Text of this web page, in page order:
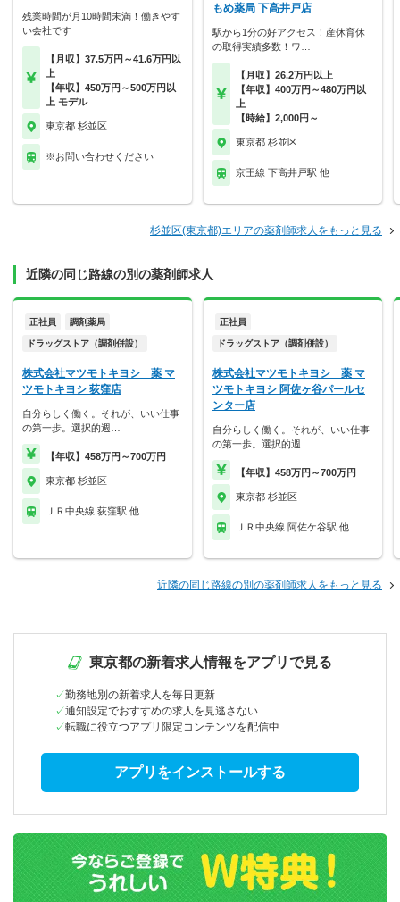
残業時間が月10時間未満！働きやす
い会社です
【月収】37.5万円～41.6万円以
上
【年収】450万円～500万円以
上 モデル
東京都 杉並区
※お問い合わせください
もめ薬局 下高井戸店
駅から1分の好アクセス！産休育休
の取得実績多数！ワ…
【月収】26.2万円以上
【年収】400万円～480万円以
上
【時給】2,000円～
東京都 杉並区
京王線 下高井戸駅 他
杉並区(東京都)エリアの薬剤師求人をもっと見る
近隣の同じ路線の別の薬剤師求人
正社員 調剤薬局
ドラッグストア（調剤併設）
株式会社マツモトキヨシ 薬 マ
ツモトキヨシ 荻窪店
自分らしく働く。それが、いい仕事
の第一歩。選択的週…
【年収】458万円～700万円
東京都 杉並区
ＪＲ中央線 荻窪駅 他
正社員
ドラッグストア（調剤併設）
株式会社マツモトキヨシ 薬 マ
ツモトキヨシ 阿佐ヶ谷パールセ
ンター店
自分らしく働く。それが、いい仕事
の第一歩。選択的週…
【年収】458万円～700万円
東京都 杉並区
ＪＲ中央線 阿佐ケ谷駅 他
近隣の同じ路線の別の薬剤師求人をもっと見る
東京都の新着求人情報をアプリで見る
勤務地別の新着求人を毎日更新
通知設定でおすすめの求人を見逃さない
転職に役立つアプリ限定コンテンツを配信中
アプリをインストールする